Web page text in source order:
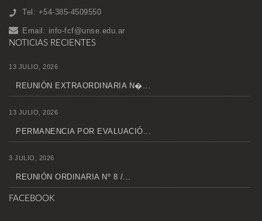
Tel: +54-385-4509550
Email: info-fcf@unse.edu.ar
NOTICIAS RECIENTES
13 JULIO, 2026
REUNIÓN EXTRAORDINARIA N�...
13 JULIO, 2026
PERMANENCIA POR EVALUACIÓ...
3 JULIO, 2026
REUNIÓN ORDINARIA Nº 8 /...
FACEBOOK